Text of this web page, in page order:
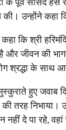
उन्होंने कहा
कि श्री
और जीवन की
श्रद्धा के साथ
हुए जवाब
तरह
नहीं दे पा रहे,